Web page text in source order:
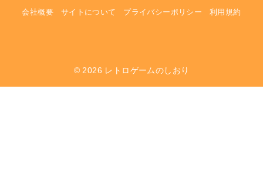
会社概要 サイトについて プライバシーポリシー 利用規約
© 2026 レトロゲームのしおり